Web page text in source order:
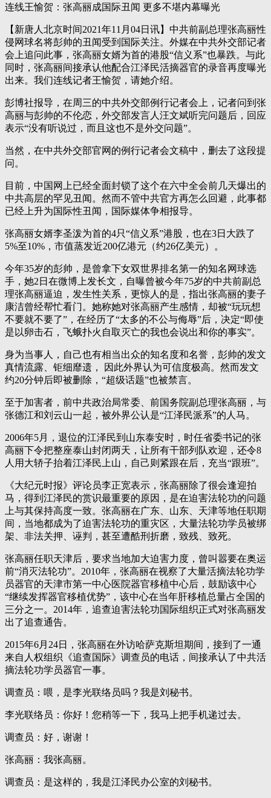
连线王愉贺：张高丽成国际丑闻 更多不堪内幕曝光
【新唐人北京时间2021年11月04日讯】中共前副总理张高丽性
侵网球名将彭帅的丑闻受到国际关注。外媒在中共外交部记者
会上追问此事，张高丽女婿为首的港股“信义系”也暴跌。与此
同时，张高丽间接承认他配合江泽民活摘器官的录音再度曝光
出来。我们连线记者王愉贺，请她介绍。
彭博社报导，在周三的中共外交部例行记者会上，记者问到张
高丽与彭帅的不伦恋，外交部发言人汪文斌听完问题后，回应
表示“没有听说过，而且这也不是外交问题”。
当然，在中共外交部官网的例行记者会文稿中，删去了这段提
问。
目前，中国网上已经全面封锁了这个在六中全会前几天爆出的
中共高层的罕见丑闻。然而不管中共官方再怎么回避，此事都
已经上升为国际性丑闻，国际媒体争相报导。
张高丽女婿李圣泼为首的4只“信义系”港股，也在3日大跌了
5%至10%，市值蒸发近200亿港元（约26亿美元）。
今年35岁的彭帅，是曾拿下女双世界排名第一的知名网球选
手，她2日在微博上发长文，自曝曾被今年75岁的中共前副总
理张高丽逼迫，发生性关系，更惊人的是，指出张高丽的妻子
康洁曾经帮忙看门。她称她对张高丽产生感情，却被“玩玩想
不要就不要了”，在经历了“太多的不公与侮辱”后，决定“即使
是以卵击石，飞蛾扑火自取灭亡的我也会说出和你的事实”。
身为当事人，自己也有相当出众的知名度和名誉，彭帅的发文
真情流露、钜细靡遗， 因此外界认为可信度极高。然而发文
约20分钟后即被删除，“超级话题”也被禁言。
至于加害者，前中共政治局常委、前国务院副总理张高丽，与
张德江和刘云山一起，被外界公认是“江泽民派系”的人马。
2006年5月，退位的江泽民到山东泰安时，时任省委书记的张
高丽下令把整座泰山封闭两天，让所有干部列队欢迎，还令8
人用大轿子抬着江泽民上山，自己则紧跟在后，充当“跟班”。
《大纪元时报》评论员李正宽表示，张高丽除了很会逢迎拍
马，得到江泽民的赏识最重要的原因，是在迫害法轮功的问题
上与其保持高度一致。张高丽在广东、山东、天津等地任职期
间，当地都成为了迫害法轮功的重灾区，大量法轮功学员被绑
架、非法关押、诬判，甚至遭酷刑折磨，致残、致死。
张高丽任职天津后，要求当地加大迫害力度，曾叫嚣要在奥运
前“消灭法轮功”。2010年，张高丽在视察了大量活摘法轮功学
员器官的天津市第一中心医院器官移植中心后，鼓励该中心
“继续发挥器官移植优势”，该中心在当年肝移植总量占全国的
三分之一。2014年，追查迫害法轮功国际组织正式对张高丽发
出了追查通告。
2015年6月24日，张高丽在外访哈萨克斯坦期间，接到了一通
来自人权组织《追查国际》调查员的电话，间接承认了中共活
摘法轮功学员器官一事。
调查员：喂，是李光联络员吗？我是刘秘书。
李光联络员：你好！您稍等一下，我马上把手机递过去。
调查员：好，谢谢！
张高丽：我张高丽。
调查员：是这样的，我是江泽民办公室的刘秘书。